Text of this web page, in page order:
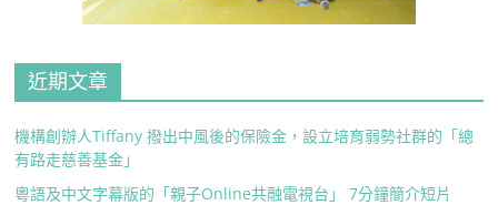
近期文章
機構創辦人Tiffany 撥出中風後的保險金，設立培育弱勢社群的「總
有路走慈善基金」
粵語及中文字幕版的「親子Online共融電視台」 7分鐘簡介短片